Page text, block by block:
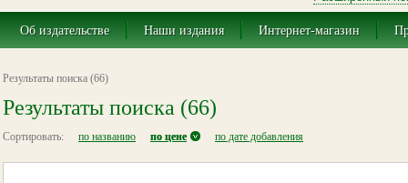
Об издательстве Наши издания Интернет-магазин
Результаты поиска (66)
Результаты поиска (66)
Сортировать: по названию по цене по дате добавления